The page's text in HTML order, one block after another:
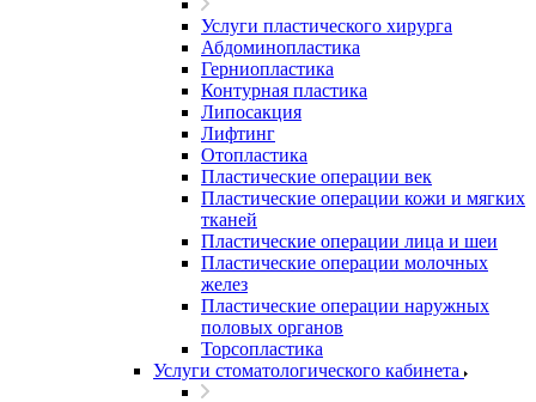
Услуги пластического хирурга
Абдоминопластика
Герниопластика
Контурная пластика
Липосакция
Лифтинг
Отопластика
Пластические операции век
Пластические операции кожи и мягких
тканей
Пластические операции лица и шеи
Пластические операции молочных
желез
Пластические операции наружных
половых органов
Торсопластика
Услуги стоматологического кабинета